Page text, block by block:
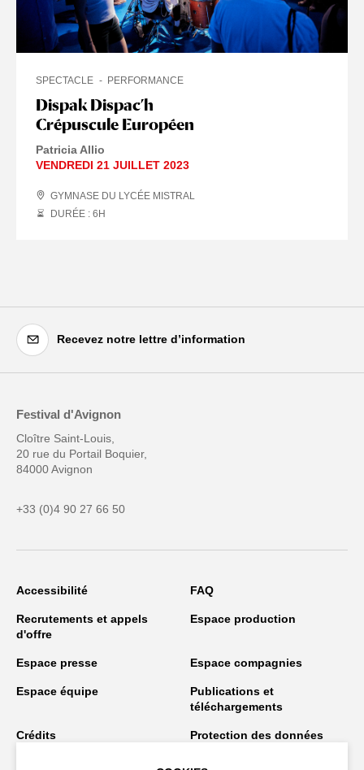
Dispak Dispac’h
Crépuscule Européen
SPECTACLE PERFORMANCE
Patricia Allio
VENDREDI 21 JUILLET 2023
GYMNASE DU LYCÉE MISTRAL
DURÉE : 6H
Recevez notre lettre d’information
Festival d'Avignon
Cloître Saint-Louis,
20 rue du Portail Boquier,
84000 Avignon
+33 (0)4 90 27 66 50
Accessibilité FAQ
Recrutements et appels
d'offre
Espace production
Espace presse Espace compagnies
Espace équipe
Publications et
téléchargements
Crédits
Protection des données